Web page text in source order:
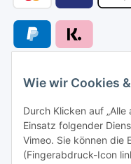
Versandarten
Wie wir Cookies
Durch Klicken auf
Einsatz folgender
Vimeo. Sie können die
(Fingerabdruck-Icon